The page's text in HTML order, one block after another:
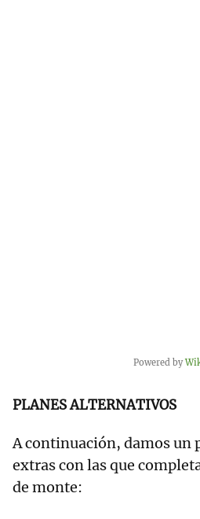
Powered by
PLANES ALTERNATIVOS
A continuación, damos un
extras con las que
de monte: